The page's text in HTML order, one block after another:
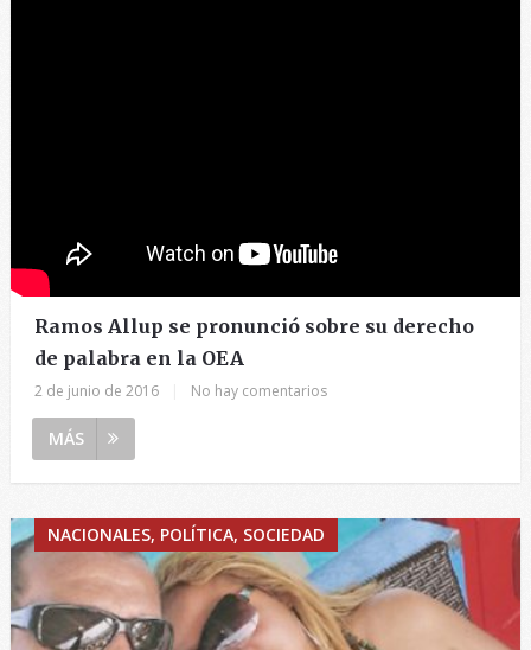
Ramos Allup se pronunció sobre su derecho
de palabra en la OEA
2 de junio de 2016 No hay comentarios
MÁS
NACIONALES, POLÍTICA, SOCIEDAD